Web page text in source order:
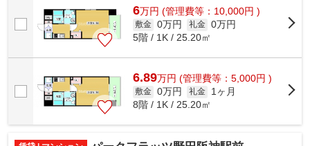
6万円 (管理費等：10,000円 )
敷金 0万円 礼金 0万円
5階 / 1K / 25.20㎡
6.89万円 (管理費等：5,000円 )
敷金 0万円 礼金
1ヶ月
8階 / 1K / 25.20㎡